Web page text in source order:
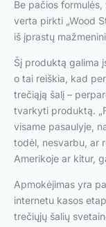
Be pačios
verta pirkti „Wood
iš įprastų
Šį produktą galima
o tai reiškia, kad
trečiąją šalį –
tvarkyti produktą.
visame pasaulyje,
todėl, nesvarbu, ar
Amerikoje ar kitur,
Apmokėjimas yra
internetu kasos
trečiųjų šalių